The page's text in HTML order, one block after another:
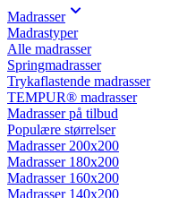
Madrasser
Madrastyper
Alle madrasser
Springmadrasser
Trykaflastende madrasser
TEMPUR® madrasser
Madrasser på tilbud
Populære størrelser
Madrasser 200x200
Madrasser 180x200
Madrasser 160x200
Madrasser 140x200